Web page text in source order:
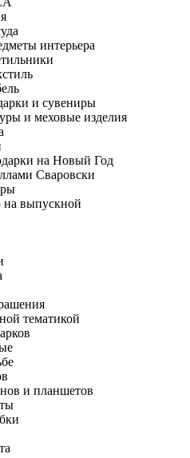
интерьера
и сувениры
и меховые изделия
на Новый Год
Сваровски
выпускной
тематикой
и планшетов